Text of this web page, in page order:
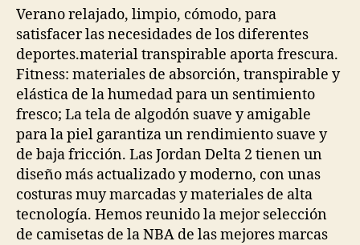
Verano relajado, limpio, cómodo, para
satisfacer las necesidades de los diferentes
deportes.material transpirable aporta frescura.
Fitness: materiales de absorción, transpirable y
elástica de la humedad para un sentimiento
fresco; La tela de algodón suave y amigable
para la piel garantiza un rendimiento suave y
de baja fricción. Las Jordan Delta 2 tienen un
diseño más actualizado y moderno, con unas
costuras muy marcadas y materiales de alta
tecnología. Hemos reunido la mejor selección
de camisetas de la NBA de las mejores marcas